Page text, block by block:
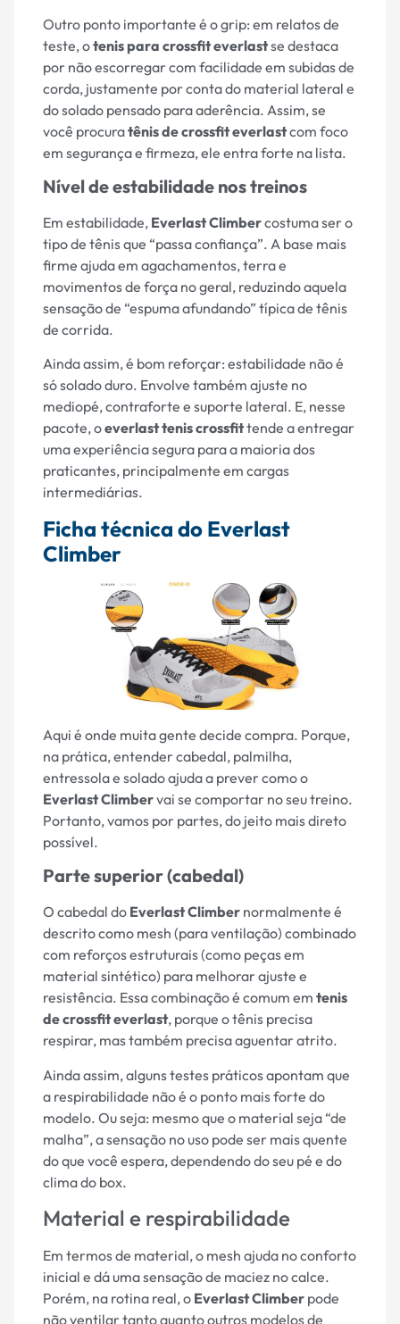
Outro ponto importante é o grip: em relatos de
teste, otenis para crossfit everlastse destaca
por não escorregar com facilidade em subidas de
corda, justamente por conta do material lateral e
do solado pensado para aderência. Assim, se
você procuratênis de crossfit everlastcom foco
em segurança e firmeza, ele entra forte na lista.
Nível de estabilidade nos treinos
Em estabilidade, Everlast Climbercostuma ser o
tipo de tênis que “passa confiança”. A base mais
firme ajuda em agachamentos, terra e
movimentos de força no geral, reduzindo aquela
sensação de “espuma afundando” típica de tênis
de corrida.
Ainda assim, é bom reforçar: estabilidade não é
só solado duro. Envolve também ajuste no
mediopé, contraforte e suporte lateral. E, nesse
pacote, oeverlast tenis crossfittende a entregar
uma experiência segura para a maioria dos
praticantes, principalmente em cargas
intermediárias.
Ficha técnica do Everlast
Climber
Aqui é onde muita gente decide compra. Porque,
na prática, entender cabedal, palmilha,
entressola e solado ajuda a prever como o
Everlast Climbervai se comportar no seu treino.
Portanto, vamos por partes, do jeito mais direto
possível.
Parte superior (cabedal)
O cabedal do Everlast Climber normalmente é
descrito como mesh (para ventilação) combinado
com reforços estruturais (como peças em
material sintético) para melhorar ajuste e
resistência. Essa combinação é comum em tenis
de crossfit everlast, porque o tênis precisa
respirar, mas também precisa aguentar atrito.
Ainda assim, alguns testes práticos apontam que
a respirabilidade não é o ponto mais forte do
modelo. Ou seja: mesmo que o material seja “de
malha”, a sensação no uso pode ser mais quente
do que você espera, dependendo do seu pé e do
clima do box.
Material e respirabilidade
Em termos de material, o mesh ajuda no conforto
inicial e dá uma sensação de maciez no calce.
Porém, na rotina real, o Everlast Climber pode
não ventilar tanto quanto outros modelos de